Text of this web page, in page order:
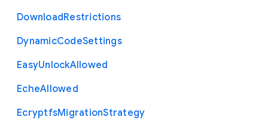
DownloadRestrictions
DynamicCodeSettings
EasyUnlockAllowed
EcheAllowed
EcryptfsMigrationStrategy